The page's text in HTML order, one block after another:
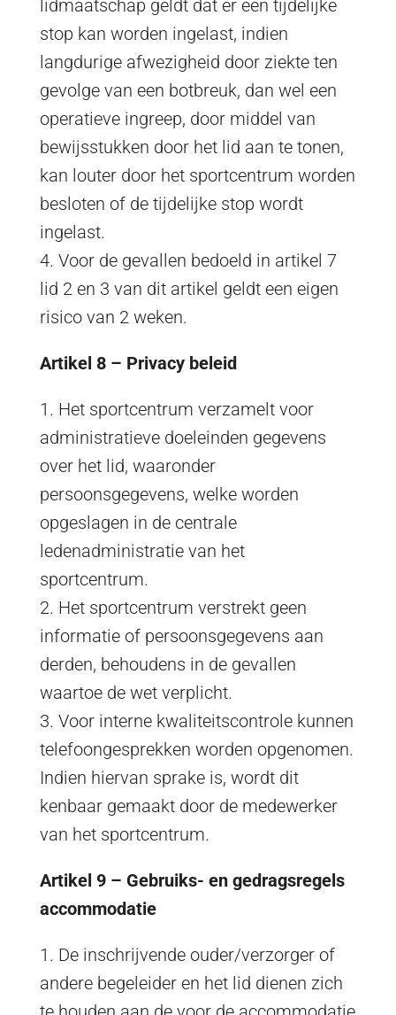
lidmaatschap geldt dat er een tijdelijke
stop kan worden ingelast, indien
langdurige afwezigheid door ziekte ten
gevolge van een botbreuk, dan wel een
operatieve ingreep, door middel van
bewijsstukken door het lid aan te tonen,
kan louter door het sportcentrum worden
besloten of de tijdelijke stop wordt
ingelast.
4. Voor de gevallen bedoeld in artikel 7
lid 2 en 3 van dit artikel geldt een eigen
risico van 2 weken.
Artikel 8 – Privacy beleid
1. Het sportcentrum verzamelt voor
administratieve doeleinden gegevens
over het lid, waaronder
persoonsgegevens, welke worden
opgeslagen in de centrale
ledenadministratie van het
sportcentrum.
2. Het sportcentrum verstrekt geen
informatie of persoonsgegevens aan
derden, behoudens in de gevallen
waartoe de wet verplicht.
3. Voor interne kwaliteitscontrole kunnen
telefoongesprekken worden opgenomen.
Indien hiervan sprake is, wordt dit
kenbaar gemaakt door de medewerker
van het sportcentrum.
Artikel 9 – Gebruiks- en gedragsregels
accommodatie
1. De inschrijvende ouder/verzorger of
andere begeleider en het lid dienen zich